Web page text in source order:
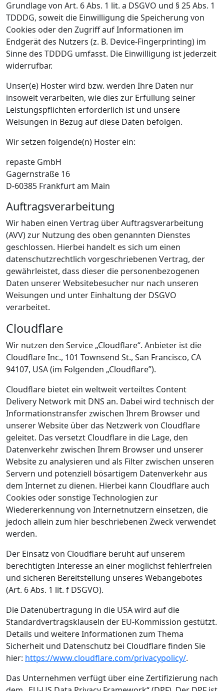
Grundlage von Art. 6 Abs. 1 lit. a DSGVO und § 25 Abs. 1
TDDDG, soweit die Einwilligung die Speicherung von
Cookies oder den Zugriff auf Informationen im
Endgerät des Nutzers (z. B. Device-Fingerprinting) im
Sinne des TDDDG umfasst. Die Einwilligung ist jederzeit
widerrufbar.
Unser(e) Hoster wird bzw. werden Ihre Daten nur
insoweit verarbeiten, wie dies zur Erfüllung seiner
Leistungspflichten erforderlich ist und unsere
Weisungen in Bezug auf diese Daten befolgen.
Wir setzen folgende(n) Hoster ein:
repaste GmbH
Gagernstraße 16
D-60385 Frankfurt am Main
Auftragsverarbeitung
Wir haben einen Vertrag über Auftragsverarbeitung
(AVV) zur Nutzung des oben genannten Dienstes
geschlossen. Hierbei handelt es sich um einen
datenschutzrechtlich vorgeschriebenen Vertrag, der
gewährleistet, dass dieser die personenbezogenen
Daten unserer Websitebesucher nur nach unseren
Weisungen und unter Einhaltung der DSGVO
verarbeitet.
Cloudflare
Wir nutzen den Service „Cloudflare“. Anbieter ist die
Cloudflare Inc., 101 Townsend St., San Francisco, CA
94107, USA (im Folgenden „Cloudflare”).
Cloudflare bietet ein weltweit verteiltes Content
Delivery Network mit DNS an. Dabei wird technisch der
Informationstransfer zwischen Ihrem Browser und
unserer Website über das Netzwerk von Cloudflare
geleitet. Das versetzt Cloudflare in die Lage, den
Datenverkehr zwischen Ihrem Browser und unserer
Website zu analysieren und als Filter zwischen unseren
Servern und potenziell bösartigem Datenverkehr aus
dem Internet zu dienen. Hierbei kann Cloudflare auch
Cookies oder sonstige Technologien zur
Wiedererkennung von Internetnutzern einsetzen, die
jedoch allein zum hier beschriebenen Zweck verwendet
werden.
Der Einsatz von Cloudflare beruht auf unserem
berechtigten Interesse an einer möglichst fehlerfreien
und sicheren Bereitstellung unseres Webangebotes
(Art. 6 Abs. 1 lit. f DSGVO).
Die Datenübertragung in die USA wird auf die
Standardvertragsklauseln der EU-Kommission gestützt.
Details und weitere Informationen zum Thema
Sicherheit und Datenschutz bei Cloudflare finden Sie
hier: https://www.cloudflare.com/privacypolicy/.
Das Unternehmen verfügt über eine Zertifizierung nach